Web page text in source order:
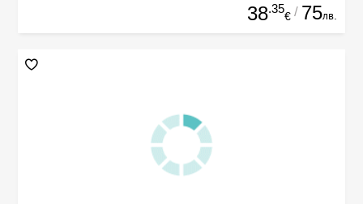
38.35
€ / 75лв.